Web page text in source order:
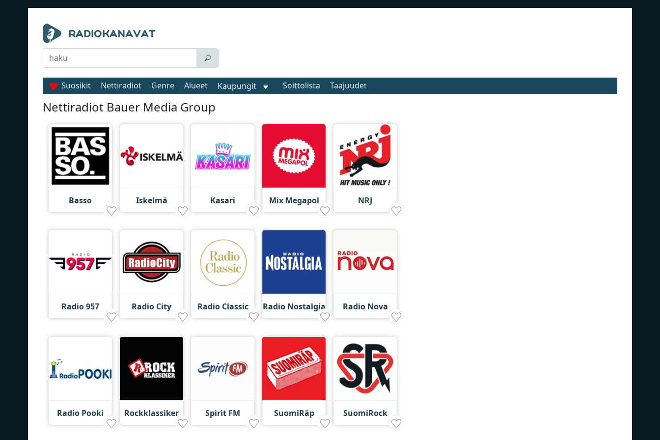
Suosikit Nettiradiot Genre Alueet Kaupungit Soittolista Taajuudet
Nettiradiot Bauer Media Group
Basso Iskelmä Kasari Mix Megapol NRJ
Radio 957 Radio City Radio Classic Radio Nostalgia Radio Nova
Radio Pooki Rockklassiker Spirit FM SuomiRäp SuomiRock